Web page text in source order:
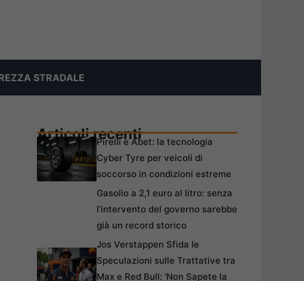
STRADALE
Articoli recentiPirelli e Abet: la tecnologia
Cyber Tyre per veicoli di
soccorso in condizioni estreme
Gasolio a 2,1 euro al litro: senza
l’intervento del governo sarebbe
già un record storico
Jos Verstappen Sfida le
Speculazioni sulle Trattative tra
Max e Red Bull: ‘Non Sapete la